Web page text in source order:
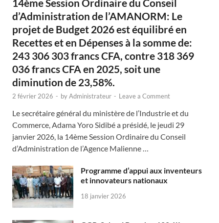
14ème Session Ordinaire du Conseil
d’Administration de l’AMANORM: Le
projet de Budget 2026 est équilibré en
Recettes et en Dépenses à la somme de:
243 306 303 francs CFA, contre 318 369
036 francs CFA en 2025, soit une
diminution de 23,58%.
2 février 2026 - byAdministrateur - Leave a Comment
Le secrétaire général du ministère de l’Industrie et du
Commerce, Adama Yoro Sidibé a présidé, le jeudi 29
janvier 2026, la 14ème Session Ordinaire du Conseil
d’Administration de l’Agence Malienne …
Programme d’appui aux inventeurs
et innovateurs nationaux
18 janvier 2026